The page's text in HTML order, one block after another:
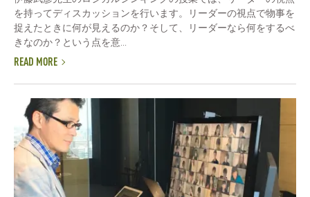
を持ってディスカッションを行います。リーダーの視点で物事を
捉えたときに何が見えるのか？そして、リーダーなら何をするべ
きなのか？という点を意...
READ MORE